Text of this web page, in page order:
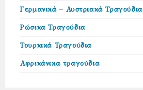
Γερμανικά – Αυστριακά Τραγούδια
Ρώσικα Τραγούδια
Τουρκικά Τραγούδια
Αφρικάνικα τραγούδια